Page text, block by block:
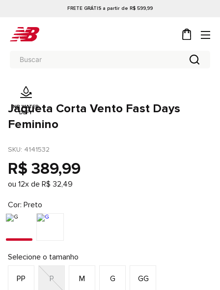
FRETE GRÁTIS a partir de R$ 599,99
NB WATER
DEFY
Jaqueta Corta Vento Fast Days
Feminino
SKU: 4141532
R$ 389,99
ou 12x de R$ 32,49
Cor Preto
Selecione o tamanho
G GG
M
P
PP